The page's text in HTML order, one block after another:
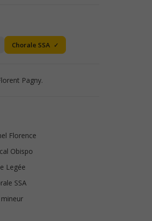
Chorale SSA
Pagny.
Florence
Obispo
Legée
SSA
mineur